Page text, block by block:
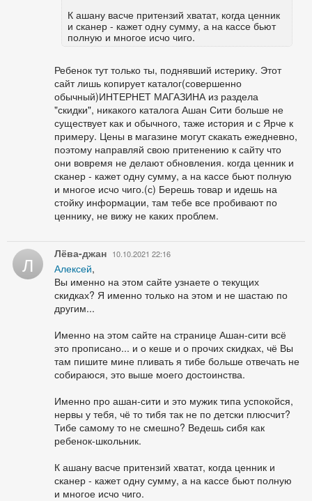
К ашану васче притензий хватат, когда ценник
и сканер - кажет одну сумму, а на кассе бьют
полную и многое исчо чиго.
Ребенок тут только ты, поднявший истерику. Этот
сайт лишь копирует каталог(совершенно
обычный)ИНТЕРНЕТ МАГАЗИНА из раздела
"скидки", никакого каталога Ашан Сити больше не
существует как и обычного, таже история и с Ярче к
примеру. Цены в магазине могут скакать ежедневно,
поэтому направляй свою притенению к сайту что
они вовремя не делают обновления. когда ценник и
сканер - кажет одну сумму, а на кассе бьют полную
и многое исчо чиго.(с) Берешь товар и идешь на
стойку информации, там тебе все пробивают по
ценнику, не вижу не каких проблем.
Л Лёва-джан 10.10.2021 22:16
Алексей,
Вы именно на этом сайте узнаете о текущих
скидках? Я именно только на этом и не шастаю по
другим...
Именно на этом сайте на странице Ашан-сити всё
это прописано... и о кеше и о прочих скидках, чё Вы
там пишите мине пливать я тибе больше отвечать не
собираюся, это выше моего достоинства.
Именно про ашан-сити и это мужик типа успокойся,
нервы у тебя, чё то тибя так не по детски плюсчит?
Тибе самому то не смешно? Ведешь сибя как
ребенок-школьник.
К ашану васче притензий хватат, когда ценник и
сканер - кажет одну сумму, а на кассе бьют полную
и многое исчо чиго.